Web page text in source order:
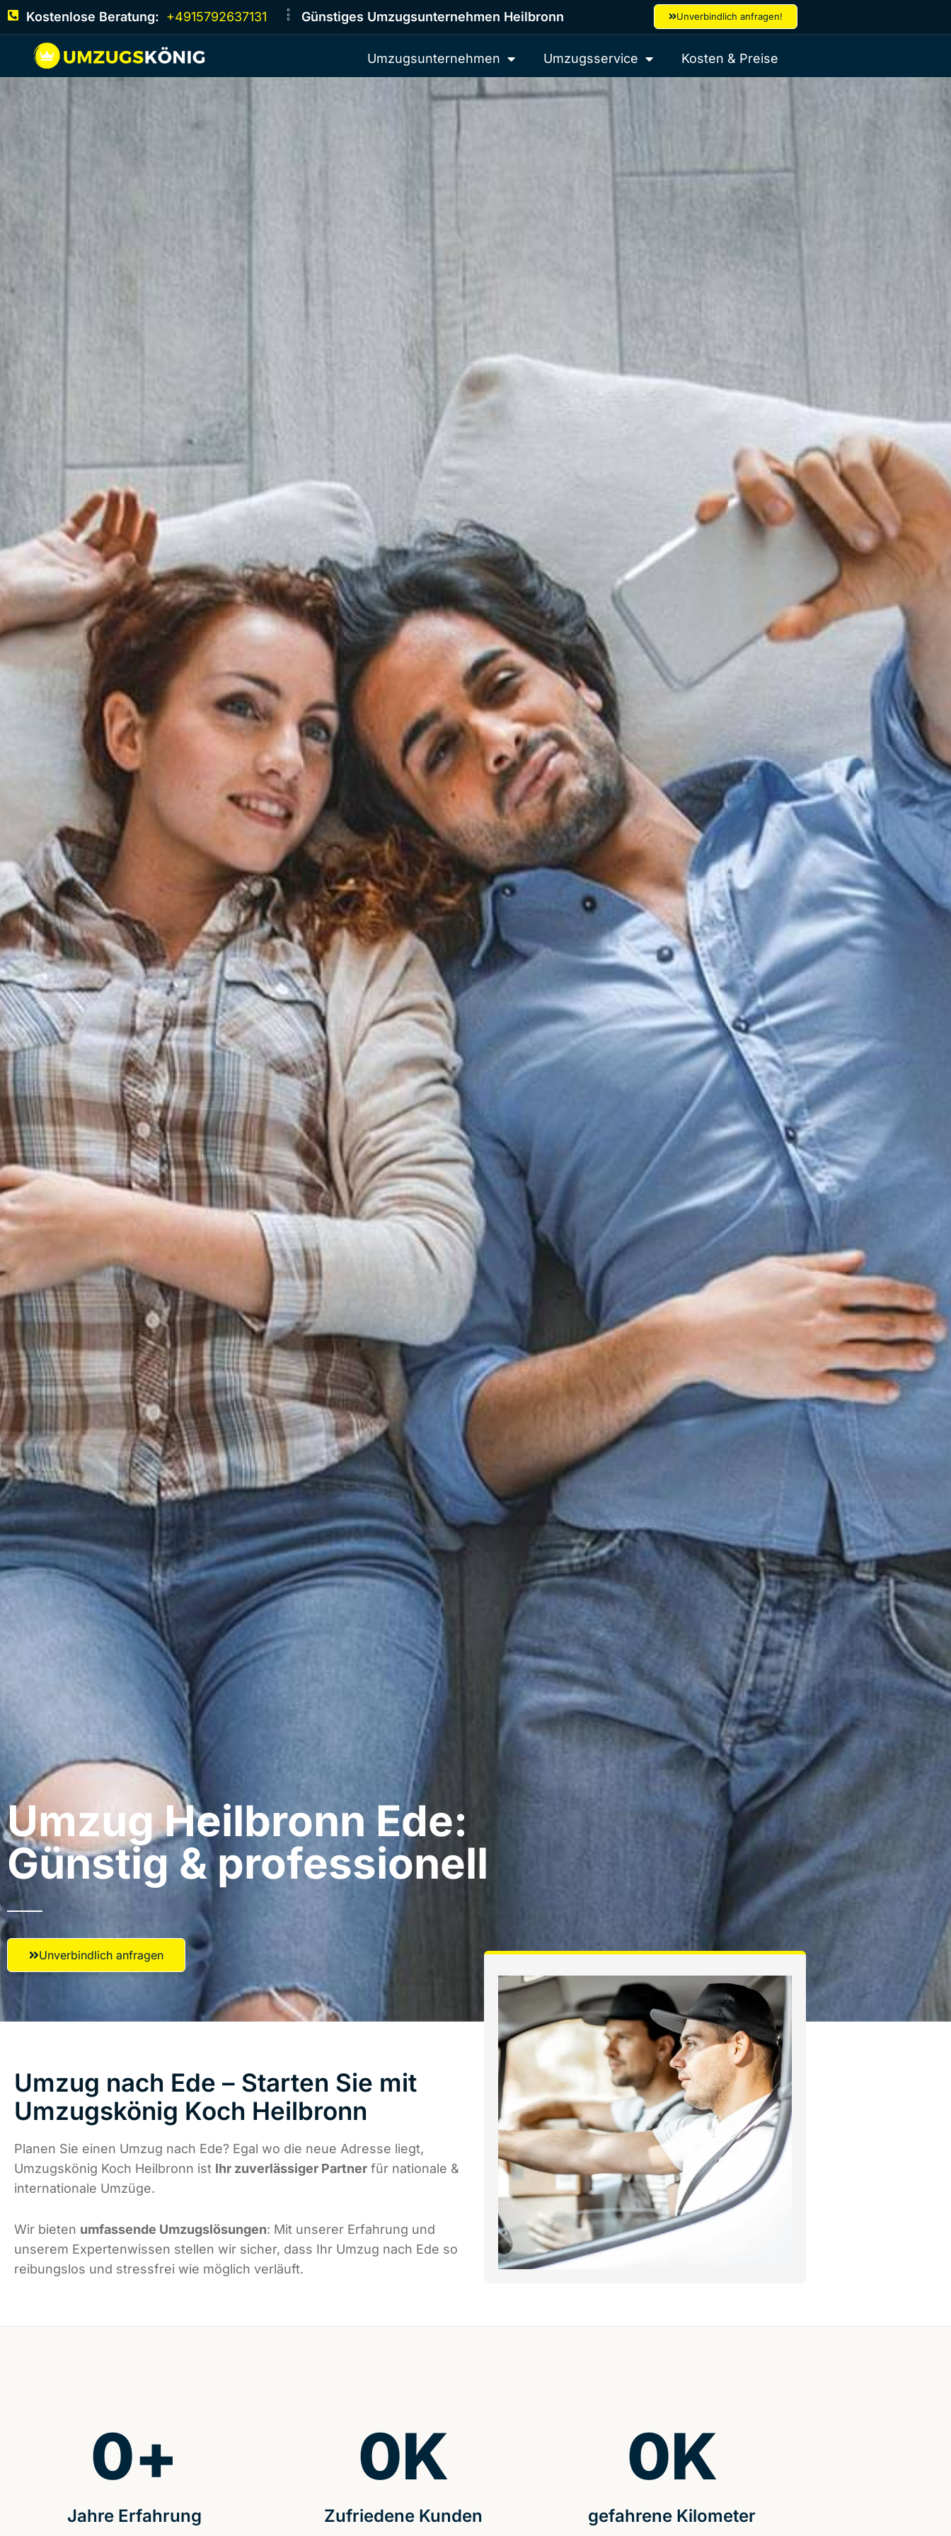
Kostenlose Beratung: +4915792637131 Günstiges Umzugsunternehmen Heilbronn Unverbindlich anfragen!
Umzugsunternehmen Umzugsservice Kosten & Preise
Umzug Heilbronn​ Ede:
Günstig & professionell​
Unverbindlich anfragen
Umzug nach Ede – Starten Sie mit
Umzugskönig Koch Heilbronn
Planen Sie einen Umzug nach Ede? Egal wo die neue Adresse liegt,
Umzugskönig Koch Heilbronn ist Ihr zuverlässiger Partner für nationale &
internationale Umzüge.
Wir bieten umfassende Umzugslösungen: Mit unserer Erfahrung und
unserem Expertenwissen stellen wir sicher, dass Ihr Umzug nach Ede so
reibungslos und stressfrei wie möglich verläuft.
Jahre Erfahrung
0+
Zufriedene Kunden
0K
gefahrene Kilometer
0K